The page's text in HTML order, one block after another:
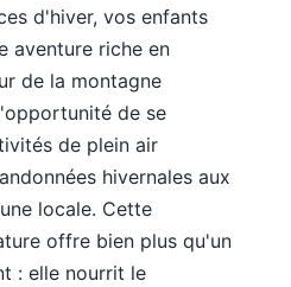
d'hiver, vos enfants
aventure riche en
de la montagne
de se
de plein air
hivernales aux
locale. Cette
offre bien plus qu'un
: elle nourrit le